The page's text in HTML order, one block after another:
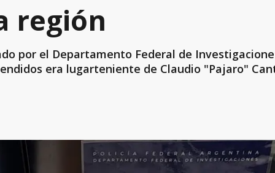
región
por el Departamento Federal de
era lugarteniente de Claudio "Pajaro"